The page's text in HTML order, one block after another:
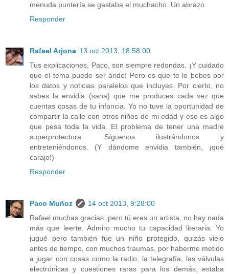
menuda puntería se gastaba el muchacho. Un abrazo
Responder
Rafael Arjona 13 oct 2013, 18:58:00
Tus explicaciones, Paco, son siempre redondas. ¡Y cuidado
que el tema puede ser árido! Pero es que te lo bebes por
los datos y noticias paralelos que incluyes. Por cierto, no
sabes la envidia (sana) que me produces cada vez que
cuentas cosas de tu infancia. Yo no tuve la oportunidad de
compartir la calle con otros niños de mi edad y eso es algo
que pesa toda la vida. El problema de tener una madre
superprotectora. Síguenos ilustrándonos y
entreteniéndonos. (Y dándome envidia también, ¡qué
carajo!)
Responder
Paco Muñoz
14 oct 2013, 9:28:00
Rafael muchas gracias, pero tú eres un artista, no hay nada
más que leerte. Admiro mucho tu capacidad literaria. Yo
jugué pero también fue un niño protegido, quizás viejo
antes de tiempo, con muchos traumas, por haberme metido
a jugar con cosas como la radio, la telegrafía, las válvulas
electrónicas y cuestiones raras para los demás, estaba